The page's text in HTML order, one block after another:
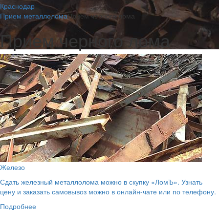
Краснодар
Прием металлоломаПрием черного лома
Прием черного лома
Железо
Сдать железный металлолома можно в скупку «ЛомЪ». Узнать
цену и заказать самовывоз можно в онлайн-чате или по телефону.
Подробнее